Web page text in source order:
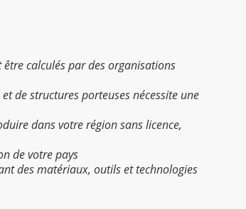
calculés par des organisations
de structures porteuses nécessite une
dans votre région sans licence,
de votre pays
des matériaux, outils et technologies